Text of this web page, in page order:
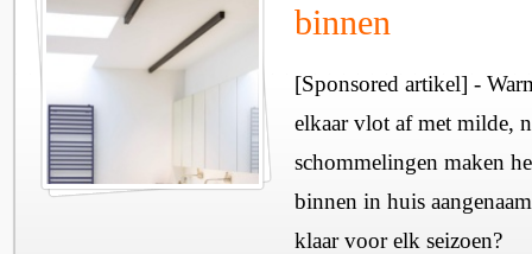
binnen
[Sponsored artikel] -
elkaar vlot af met milde,
schommelingen maken
binnen in huis
klaar voor elk seizoen?